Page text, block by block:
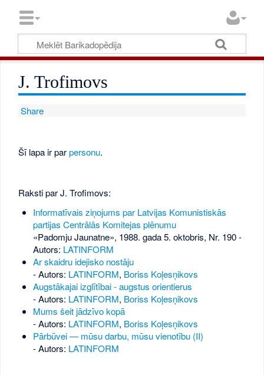
J. Trofimovs
Share
Šī lapa ir parpersonu.
Raksti par J. Trofimovs:
Informatīvais ziņojums par Latvijas Komunistiskās
partijas Centrālās Komitejas plēnumu
«Padomju Jaunatne», 1988. gada 5. oktobris, Nr. 190-
Autors: LATINFORM
Ar skaidru idejisko nostāju
- Autors: LATINFORM, Boriss Koļesņikovs
Augstākajai izglītībai - augstus orientierus
- Autors: LATINFORM, Boriss Koļesņikovs
Mums šeit jādzīvo kopā
- Autors: LATINFORM, Boriss Koļesņikovs
Pārbūvei — mūsu darbu, mūsu vienotību (II)
- Autors: LATINFORM